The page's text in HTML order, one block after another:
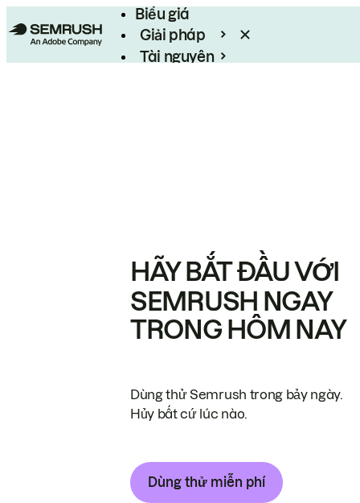
Biểu giá
Giải pháp
Tài nguyên
HÃY BẮT ĐẦU VỚI
SEMRUSH NGAY
TRONG HÔM NAY
Dùng thử Semrush trong bảy ngày.
Hủy bất cứ lúc nào.
Dùng thử miễn phí